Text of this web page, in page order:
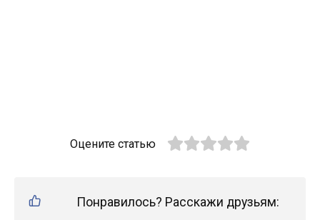
Оцените статью
Понравилось? Расскажи друзьям: